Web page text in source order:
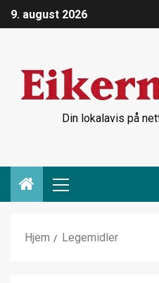
9. august 2026
Din lokalavis på
Hjem Legemidler